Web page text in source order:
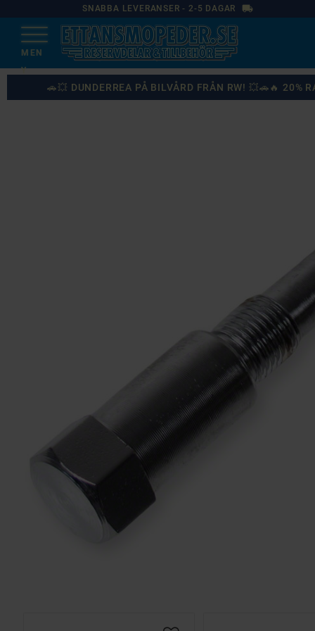
SNABBA LEVERANSER - 2-5 DAGAR local_shipping
🚗💥 DUNDERREA PÅ BILVÅRD FRÅN RW! 💥🚗🔥 20%
KÖP
Solglasögon 5